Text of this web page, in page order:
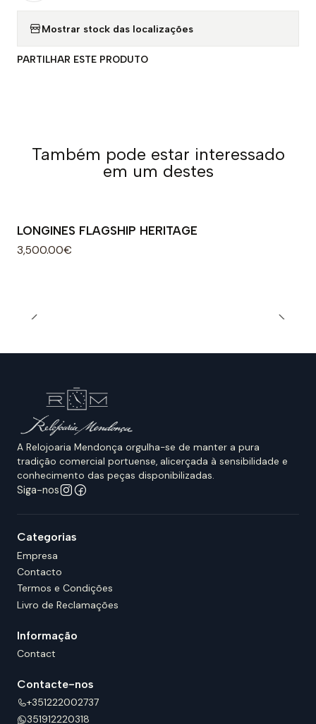
Mostrar stock das localizações
PARTILHAR ESTE PRODUTO
Também pode estar interessado
em um destes
LONGINES FLAGSHIP HERITAGE
3,500.00€
A Relojoaria Mendonça orgulha-se de manter a pura
tradição comercial portuense, alicerçada à sensibilidade e
conhecimento das peças disponibilizadas.
Siga-nos
Categorias
Empresa
Contacto
Termos e Condições
Livro de Reclamações
Informação
Contact
Contacte-nos
+351222002737
351912220318